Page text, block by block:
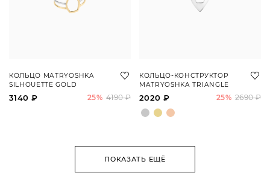
КОЛЬЦО MATRYOSHKA
SILHOUETTE GOLD
3140 ₽ 4190 ₽
25%
КОЛЬЦО-КОНСТРУКТОР
MATRYOSHKA TRIANGLE
2020 ₽ 2690 ₽
25%
ПОКАЗАТЬ ЕЩЁ